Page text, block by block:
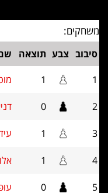
משחקים:
סיבוב צבע תוצאה
1
1
2
0
3
1
4
1
5
0